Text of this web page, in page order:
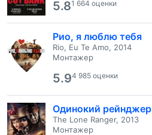
5.81 664 оценки
Рио, я люблю тебя
Rio, Eu Te Amo, 2014
Монтажер
5.94 985 оценки
Одинокий рейнджер
The Lone Ranger, 2013
Монтажер